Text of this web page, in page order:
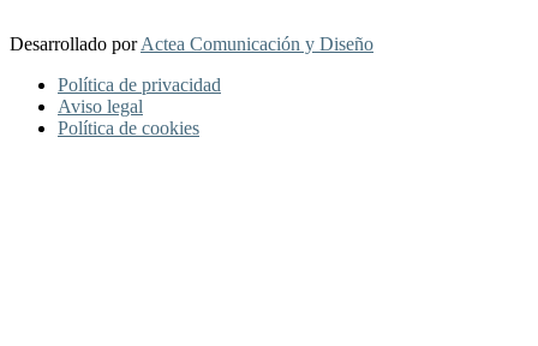
Desarrollado porActea Comunicación y Diseño
Política de privacidad
Aviso legal
Política de cookies